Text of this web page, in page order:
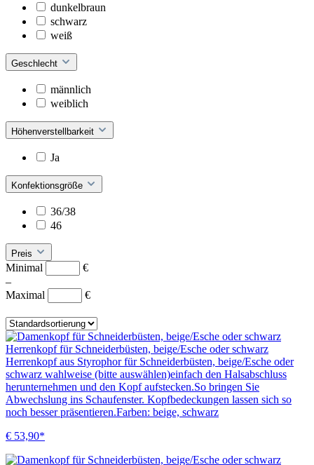
dunkelbraun
schwarz
weiß
Geschlecht
männlich
weiblich
Höhenverstellbarkeit
Ja
Konfektionsgröße
36/38
46
Preis
Minimal
€
–
Maximal
€
Herrenkopf für Schneiderbüsten, beige/Esche oder schwarz
Herrenkopf aus Styrophor für Schneiderbüsten, beige/Esche oder
schwarz wahlweise (bitte auswählen)einfach den Halsabschluss
herunternehmen und den Kopf aufstecken.So bringen Sie
Abwechslung ins Schaufenster. Kopfbedeckungen lassen sich so
noch besser präsentieren.Farben: beige, schwarz
€ 53,90*